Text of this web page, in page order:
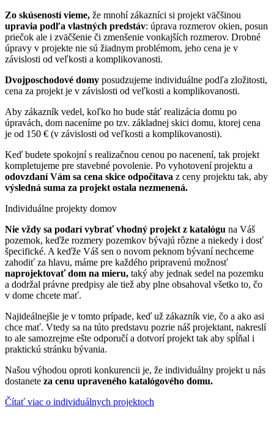
Zo skúseností vieme, že mnohí zákazníci si projekt väčšinou
upravia podľa vlastných predstáv: úprava rozmerov okien, posun
priečok ale i zväčšenie či zmenšenie vonkajších rozmerov. Drobné
úpravy v projekte nie sú žiadnym problémom, jeho cena je v
závislosti od veľkosti a komplikovanosti.
Dvojposchodové domy posudzujeme individuálne podľa zložitosti,
cena za projekt je v závislosti od veľkosti a komplikovanosti.
Aby zákazník vedel, koľko ho bude stáť realizácia domu po
úpravách, dom naceníme po tzv. základnej skici domu, ktorej cena
je od 150 € (v závislosti od veľkosti a komplikovanosti).
Keď budete spokojní s realizačnou cenou po nacenení, tak projekt
kompletujeme pre stavebné povolenie. Po vyhotovení projektu a
odovzdaní Vám sa cena skice odpočítava z ceny projektu tak, aby
výsledná suma za projekt ostala nezmenená.
Individuálne projekty domov
Nie vždy sa podarí vybrať vhodný projekt z katalógu na Váš
pozemok, keďže rozmery pozemkov bývajú rôzne a niekedy i dosť
špecifické. A keďže Váš sen o novom peknom bývaní nechceme
zahodiť za hlavu, máme pre každého pripravenú možnosť
naprojektovať dom na mieru, taký aby jednak sedel na pozemku
a dodržal právne predpisy ale tiež aby plne obsahoval všetko to, čo
v dome chcete mať.
Najideálnejšie je v tomto prípade, keď už zákazník vie, čo a ako asi
chce mať. Vtedy sa na túto predstavu pozrie náš projektant, nakreslí
to ale samozrejme ešte odporučí a dotvorí projekt tak aby spĺňal i
praktickú stránku bývania.
Našou výhodou oproti konkurencii je, že individuálny projekt u nás
dostanete za cenu upraveného katalógového domu.
Čítať viac o individuálnych projektoch